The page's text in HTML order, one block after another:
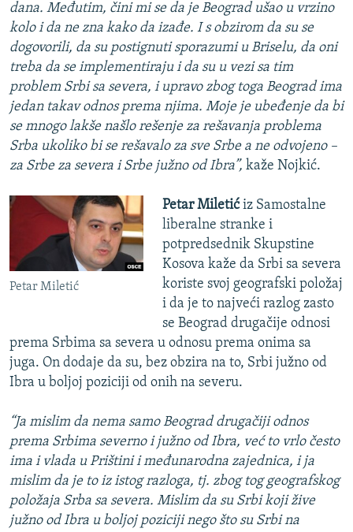
dana. Međutim, čini mi se da je Beograd ušao u vrzino
kolo i da ne zna kako da izađe. I s obzirom da su se
dogovorili, da su postignuti sporazumi u Briselu, da oni
treba da se implementiraju i da su u vezi sa tim
problem Srbi sa severa, i upravo zbog toga Beograd ima
jedan takav odnos prema njima. Moje je ubeđenje da bi
se mnogo lakše našlo rešenje za rešavanja problema
Srba ukoliko bi se rešavalo za sve Srbe a ne odvojeno –
za Srbe za severa i Srbe južno od Ibra”, kaže Nojkić.
Petar Miletić
Petar Miletićiz Samostalne
liberalne stranke i
potpredsednik Skupstine
Kosova kaže da Srbi sa severa
koriste svoj geografski položaj
i da je to najveći razlog zasto
se Beograd drugačije odnosi
prema Srbima sa severa u odnosu prema onima sa
juga. On dodaje da su, bez obzira na to, Srbi južno od
Ibra u boljoj poziciji od onih na severu.
“Ja mislim da nema samo Beograd drugačiji odnos
prema Srbima severno i južno od Ibra, već to vrlo često
ima i vlada u Prištini i međunarodna zajednica, i ja
mislim da je to iz istog razloga, tj. zbog tog geografskog
položaja Srba sa severa. Mislim da su Srbi koji žive
južno od Ibra u boljoj poziciji nego što su Srbi na